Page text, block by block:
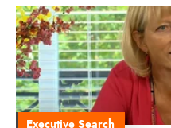
Executive Search